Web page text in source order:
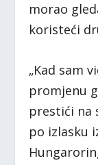
morao
koristeći
„Kad sam
promjenu
prestići na
po izlasku